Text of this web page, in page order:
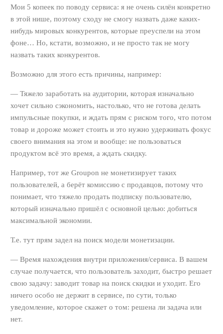
Мои 5 копеек по поводу сервиса: я не очень силён конкретно
в этой нише, поэтому сходу не смогу назвать даже каких-
нибудь мировых конкурентов, которые преуспели на этом
фоне… Но, кстати, возможно, и не просто так не могу
назвать таких конкурентов.
Возможно для этого есть причины, например:
— Тяжело заработать на аудитории, которая изначально
хочет сильно сэкономить, настолько, что не готова делать
импульсные покупки, и ждать прям с риском того, что потом
товар и дороже может стоить и это нужно удерживать фокус
своего внимания на этом и вообще: не пользоваться
продуктом всё это время, а ждать скидку.
Например, тот же Groupon не монетизирует таких
пользователей, а берёт комиссию с продавцов, потому что
понимает, что тяжело продать подписку пользователю,
который изначально пришёл с основной целью: добиться
максимальной экономии.
Т.е. тут прям задел на поиск модели монетизации.
— Время нахождения внутри приложения/сервиса. В вашем
случае получается, что пользователь заходит, быстро решает
свою задачу: заводит товар на поиск скидки и уходит. Его
ничего особо не держит в сервисе, по сути, только
уведомление, которое скажет о том: решена ли задача или
нет.